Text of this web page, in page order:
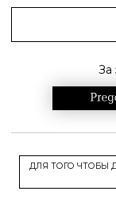
За
ДЛЯ ТОГО ЧТОБЫ